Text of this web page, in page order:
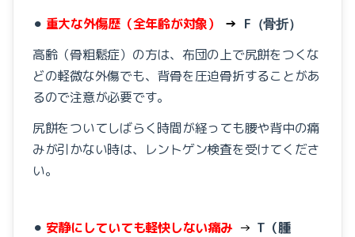
⚫︎ 重大な外傷歴（全年齢が対象） → F （骨折）
高齢（骨粗鬆症）の方は、布団の上で尻餅をつくな
どの軽微な外傷でも、背骨を圧迫骨折することがあ
るので注意が必要です。
尻餅をついてしばらく時間が経っても腰や背中の痛
みが引かない時は、レントゲン検査を受けてくださ
い。
⚫︎ 安静にしていても軽快しない痛み → T （腫